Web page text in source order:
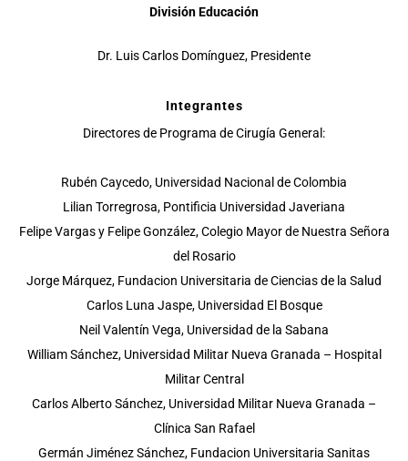
División Educación
Dr. Luis Carlos Domínguez, Presidente
Integrantes
Directores de Programa de Cirugía General:
Rubén Caycedo, Universidad Nacional de Colombia
Lilian Torregrosa, Pontificia Universidad Javeriana
Felipe Vargas y Felipe González, Colegio Mayor de Nuestra Señora
del Rosario
Jorge Márquez, Fundacion Universitaria de Ciencias de la Salud
Carlos Luna Jaspe, Universidad El Bosque
Neil Valentín Vega, Universidad de la Sabana
William Sánchez, Universidad Militar Nueva Granada – Hospital
Militar Central
Carlos Alberto Sánchez, Universidad Militar Nueva Granada –
Clínica San Rafael
Germán Jiménez Sánchez, Fundacion Universitaria Sanitas